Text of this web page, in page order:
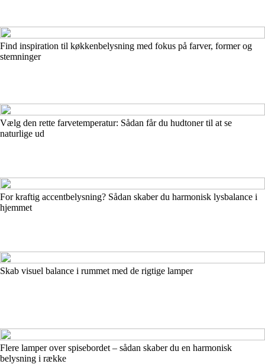
Find inspiration til køkkenbelysning med fokus på farver, former og
stemninger
Vælg den rette farvetemperatur: Sådan får du hudtoner til at se
naturlige ud
For kraftig accentbelysning? Sådan skaber du harmonisk lysbalance i
hjemmet
Skab visuel balance i rummet med de rigtige lamper
Flere lamper over spisebordet – sådan skaber du en harmonisk
belysning i række